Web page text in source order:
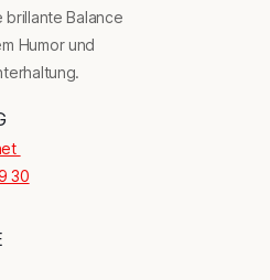
brillante Balance
Humor und
30